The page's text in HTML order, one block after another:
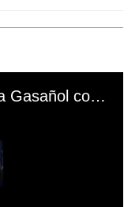
El mal momento de Yanina Gasañol con un hincha argentino en "Subrayado"